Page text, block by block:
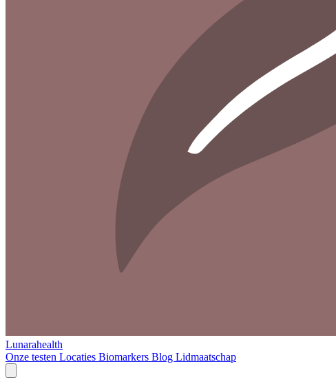
Lunarahealth
Onze testen Locaties Biomarkers Blog Lidmaatschap